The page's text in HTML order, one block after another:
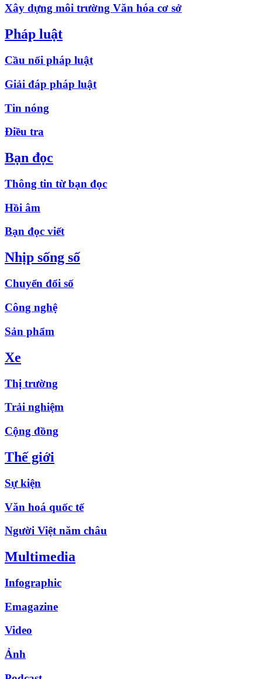
Xây dựng môi trường Văn hóa cơ sở
Pháp luật
Cầu nối pháp luật
Giải đáp pháp luật
Tin nóng
Điều tra
Bạn đọc
Thông tin từ bạn đọc
Hồi âm
Bạn đọc viết
Nhịp sống số
Chuyển đổi số
Công nghệ
Sản phẩm
Xe
Thị trường
Trải nghiệm
Cộng đồng
Thế giới
Sự kiện
Văn hoá quốc tế
Người Việt năm châu
Multimedia
Infographic
Emagazine
Video
Ảnh